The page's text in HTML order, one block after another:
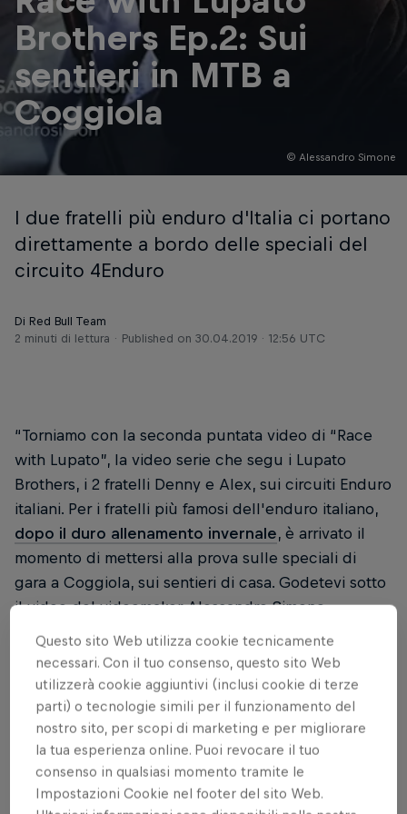
© Alessandro Simone
Brothers Ep.2: Sui
sentieri in MTB a
Coggiola
I due fratelli più enduro d'Italia ci portano
direttamente a bordo delle speciali del
circuito 4Enduro
Di Red Bull Team
2 minuti di lettura
Published on 30.04.2019 · 12:56 UTC
“Torniamo con la seconda puntata video di “Race
with Lupato”, la video serie che segu i Lupato
Brothers, i 2 fratelli Denny e Alex, sui circuiti Enduro
italiani. Per i fratelli più famosi dell'enduro italiano,
dopo il duro allenamento invernale, è arrivato il
momento di mettersi alla prova sulle speciali di
gara a Coggiola, sui sentieri di casa. Godetevi sotto
il video del videomaker Alessandro Simone.
Cosa vuol dire gareggiare sui
propri sentieri?
Alex: "La gara di casa ha sempre un sapore
speciale. Tanta gente a fare il tifo, i volti sono
Questo sito Web utilizza cookie tecnicamente
necessari. Con il tuo consenso, questo sito Web
utilizzerà cookie aggiuntivi (inclusi cookie di terze
parti) o tecnologie simili per il funzionamento del
nostro sito, per scopi di marketing e per migliorare
la tua esperienza online. Puoi revocare il tuo
consenso in qualsiasi momento tramite le
Impostazioni Cookie nel footer del sito Web.